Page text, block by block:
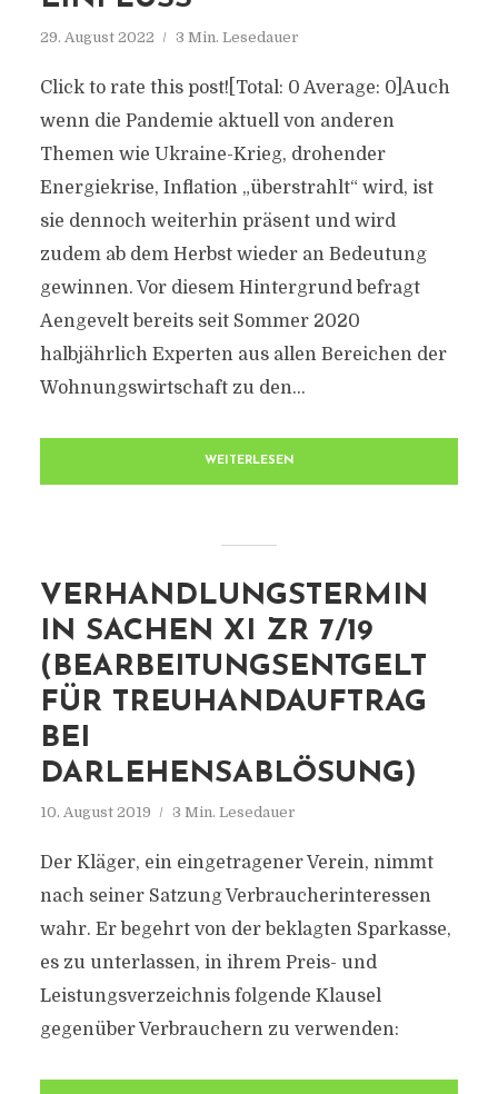
29. August 2022 3 Min. Lesedauer
Click to rate this post![Total: 0 Average: 0]Auch
wenn die Pandemie aktuell von anderen
Themen wie Ukraine-Krieg, drohender
Energiekrise, Inflation „überstrahlt“ wird, ist
sie dennoch weiterhin präsent und wird
zudem ab dem Herbst wieder an Bedeutung
gewinnen. Vor diesem Hintergrund befragt
Aengevelt bereits seit Sommer 2020
halbjährlich Experten aus allen Bereichen der
Wohnungswirtschaft zu den...
WEITERLESEN
VERHANDLUNGSTERMIN
IN SACHEN XI ZR 7/19
(BEARBEITUNGSENTGELT
FÜR TREUHANDAUFTRAG
BEI
DARLEHENSABLÖSUNG)
10. August 2019 3 Min. Lesedauer
Der Kläger, ein eingetragener Verein, nimmt
nach seiner Satzung Verbraucherinteressen
wahr. Er begehrt von der beklagten Sparkasse,
es zu unterlassen, in ihrem Preis- und
Leistungsverzeichnis folgende Klausel
gegenüber Verbrauchern zu verwenden: